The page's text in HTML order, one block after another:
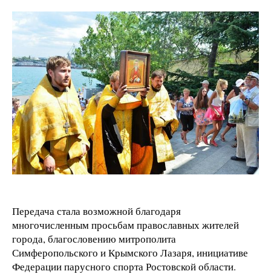
Передача стала возможной благодаря
многочисленным просьбам православных жителей
города, благословению митрополита
Симферопольского и Крымского Лазаря, инициативе
Федерации парусного спорта Ростовской области.